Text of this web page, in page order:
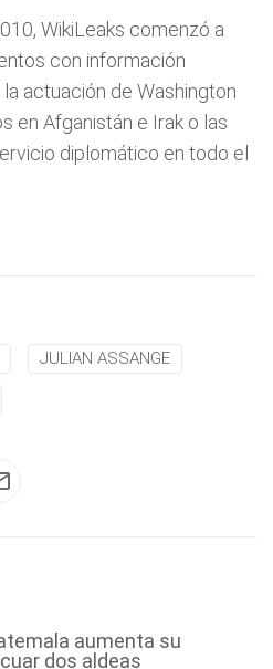
WikiLeaks comenzó a
con información
actuación de Washington
en Afganistán e Irak o las
diplomático en todo el
JULIAN ASSANGE
aumenta su
dos aldeas